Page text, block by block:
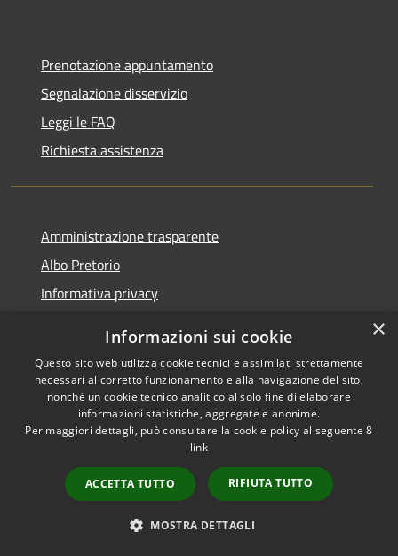
Prenotazione appuntamento
Segnalazione disservizio
Leggi le FAQ
Richiesta assistenza
Amministrazione trasparente
Albo Pretorio
Informativa privacy
Dichiarazione di accessibilità
RSS
Copyright © 2026 • Comune di
Municipium•
Accesso
redazione
×
Informazioni sui cookie
Questo sito web utilizza cookie tecnici e assimilati strettamente
necessari al corretto funzionamento e alla navigazione del sito,
nonché un cookie tecnico analitico al solo fine di elaborare
informazioni statistiche, aggregate e anonime.
Per maggiori dettagli, può consultare la cookie policy al seguente8
link
ACCETTA TUTTO RIFIUTA TUTTO
MOSTRA DETTAGLI